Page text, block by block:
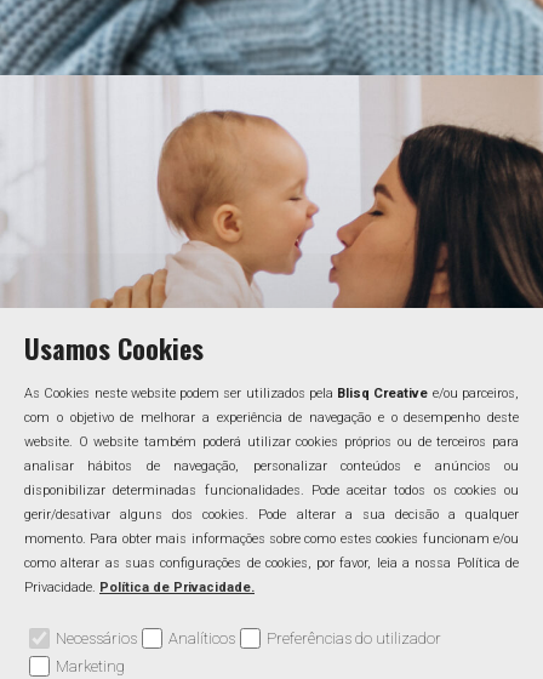
Usamos Cookies
As Cookies neste website podem ser utilizados pela Blisq Creative e/ou parceiros,
com o objetivo de melhorar a experiência de navegação e o desempenho deste
website. O website também poderá utilizar cookies próprios ou de terceiros para
analisar hábitos de navegação, personalizar conteúdos e anúncios ou
disponibilizar determinadas funcionalidades. Pode aceitar todos os cookies ou
gerir/desativar alguns dos cookies. Pode alterar a sua decisão a qualquer
momento. Para obter mais informações sobre como estes cookies funcionam e/ou
como alterar as suas configurações de cookies, por favor, leia a nossa Política de
Privacidade. Política de Privacidade.
Necessários Analíticos
Preferências do utilizador
Marketing